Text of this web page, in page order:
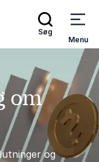
Søg
Menu
om
og